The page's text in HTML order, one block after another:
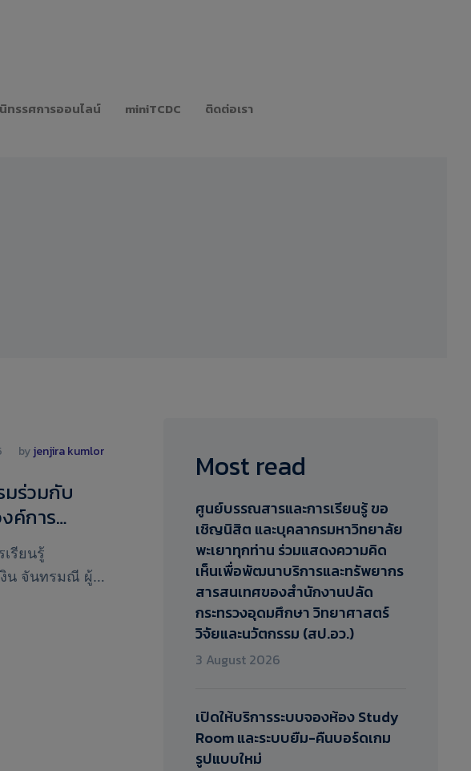
นิทรรศการออนไลน์ miniTCDC ติดต่อเรา
by jenjira kumlor
มร่วมกับ
ค์การ
พิพิธภัณฑ์
และ
มสมัย
รียนรู้
งิน จันทรมณี ผู้
านส่งเสริม
Most read
ศูนย์บรรณสารและการเรียนรู้ ขอ
เชิญนิสิต และบุคลากรมหาวิทยาลัย
พะเยาทุกท่าน ร่วมแสดงความคิด
เห็นเพื่อพัฒนาบริการและทรัพยากร
สารสนเทศของสำนักงานปลัด
กระทรวงอุดมศึกษา วิทยาศาสตร์
วิจัยและนวัตกรรม (สป.อว.)​
3 August 2026
เปิดให้บริการระบบจองห้อง Study
Room และระบบยืม-คืนบอร์ดเกม
รูปแบบใหม่